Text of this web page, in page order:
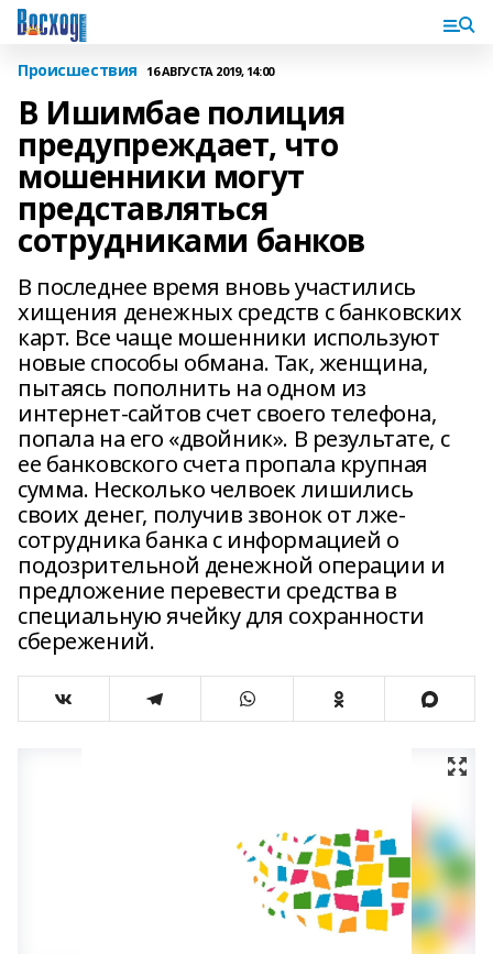
Происшествия 16 АВГУСТА 2019, 14:00
В Ишимбае полиция
предупреждает, что
мошенники могут
представляться
сотрудниками банков
В последнее время вновь участились
хищения денежных средств с банковских
карт. Все чаще мошенники используют
новые способы обмана. Так, женщина,
пытаясь пополнить на одном из
интернет-сайтов счет своего телефона,
попала на его «двойник». В результате, с
ее банковского счета пропала крупная
сумма. Несколько челвоек лишились
своих денег, получив звонок от лже-
сотрудника банка с информацией о
подозрительной денежной операции и
предложение перевести средства в
специальную ячейку для сохранности
сбережений.